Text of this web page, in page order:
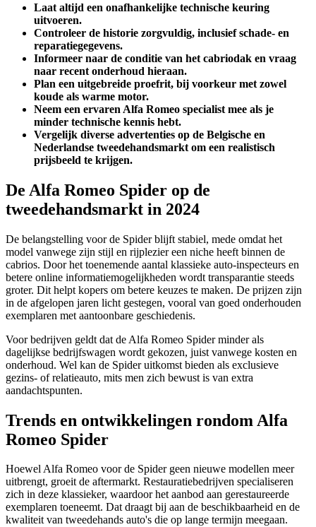
Laat altijd een onafhankelijke technische keuring
uitvoeren.
Controleer de historie zorgvuldig, inclusief schade- en
reparatiegegevens.
Informeer naar de conditie van het cabriodak en vraag
naar recent onderhoud hieraan.
Plan een uitgebreide proefrit, bij voorkeur met zowel
koude als warme motor.
Neem een ervaren Alfa Romeo specialist mee als je
minder technische kennis hebt.
Vergelijk diverse advertenties op de Belgische en
Nederlandse tweedehandsmarkt om een realistisch
prijsbeeld te krijgen.
De Alfa Romeo Spider op de
tweedehandsmarkt in 2024
De belangstelling voor de Spider blijft stabiel, mede omdat het
model vanwege zijn stijl en rijplezier een niche heeft binnen de
cabrios. Door het toenemende aantal klassieke auto-inspecteurs en
betere online informatiemogelijkheden wordt transparantie steeds
groter. Dit helpt kopers om betere keuzes te maken. De prijzen zijn
in de afgelopen jaren licht gestegen, vooral van goed onderhouden
exemplaren met aantoonbare geschiedenis.
Voor bedrijven geldt dat de Alfa Romeo Spider minder als
dagelijkse bedrijfswagen wordt gekozen, juist vanwege kosten en
onderhoud. Wel kan de Spider uitkomst bieden als exclusieve
gezins- of relatieauto, mits men zich bewust is van extra
aandachtspunten.
Trends en ontwikkelingen rondom Alfa
Romeo Spider
Hoewel Alfa Romeo voor de Spider geen nieuwe modellen meer
uitbrengt, groeit de aftermarkt. Restauratiebedrijven specialiseren
zich in deze klassieker, waardoor het aanbod aan gerestaureerde
exemplaren toeneemt. Dat draagt bij aan de beschikbaarheid en de
kwaliteit van tweedehands auto's die op lange termijn meegaan.